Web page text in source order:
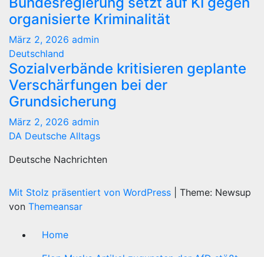
organisierte Kriminalität
März 2, 2026 admin
Deutschland
Sozialverbände kritisieren geplante
Verschärfungen bei der
Grundsicherung
März 2, 2026 admin
DA Deutsche Alltags
Deutsche Nachrichten
Mit Stolz präsentiert von WordPress
Theme: Newsup
von Themeansar
Home